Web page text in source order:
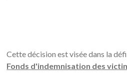
Cette décision est visée dans la
Fonds d'indemnisation des